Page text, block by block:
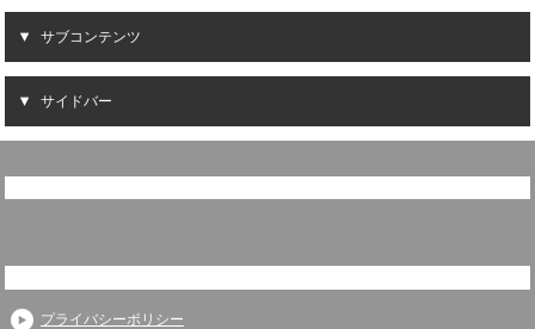
サブコンテンツ
サイドバー
プライバシーポリシー